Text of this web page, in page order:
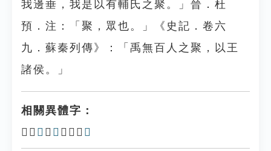
我邊垂，我是以有輔氏之聚。」晉．杜
預．注：「聚，眾也。」《史記．卷六
九．蘇秦列傳》：「禹無百人之聚，以王
諸侯。」
相關異體字：
𦕦、 𧅞 、 𨛿 、𨞮、 鄹